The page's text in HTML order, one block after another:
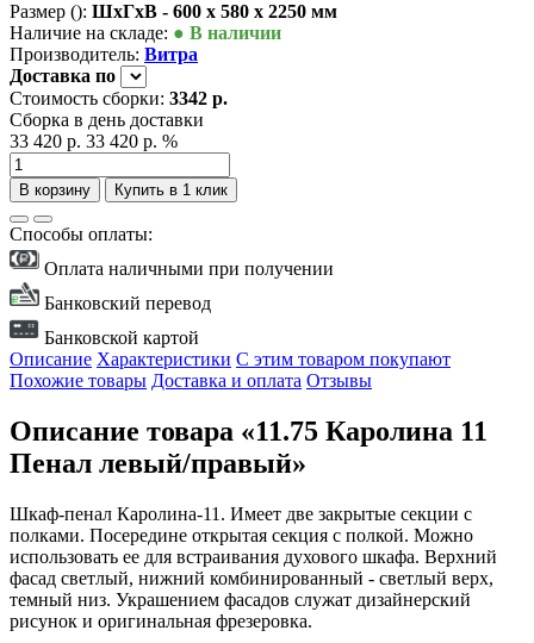
Размер (): ШxГxВ - 600 x 580 x 2250 мм
Наличие на складе: ● В наличии
Производитель: Витра
Доставка по
Стоимость сборки: 3342 р.
Сборка в день доставки
33 420 р. 33 420 р. %
В корзину Купить в 1 клик
Способы оплаты:
Оплата наличными при получении
Банковский перевод
Банковской картой
Описание Характеристики С этим товаром покупают
Похожие товары Доставка и оплата Отзывы
Описание товара «11.75 Каролина 11
Пенал левый/правый»
Шкаф-пенал Каролина-11. Имеет две закрытые секции с
полками. Посередине открытая секция с полкой. Можно
использовать ее для встраивания духового шкафа. Верхний
фасад светлый, нижний комбинированный - светлый верх,
темный низ. Украшением фасадов служат дизайнерский
рисунок и оригинальная фрезеровка.